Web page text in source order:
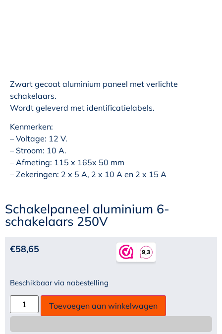
Zwart gecoat aluminium paneel met verlichte
schakelaars.
Wordt geleverd met identificatielabels.
Kenmerken:
– Voltage: 12 V.
– Stroom: 10 A.
– Afmeting: 115 x 165x 50 mm
– Zekeringen: 2 x 5 A, 2 x 10 A en 2 x 15 A
Schakelpaneel aluminium 6-
schakelaars 250V
€58,65
Beschikbaar via nabestelling
Toevoegen aan winkelwagen